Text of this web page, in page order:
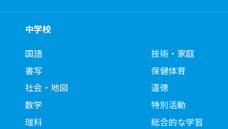
中学校
国語
書写
社会・地図
数学
理科
技術・家庭
保健体育
道徳
特別活動
総合的な学習